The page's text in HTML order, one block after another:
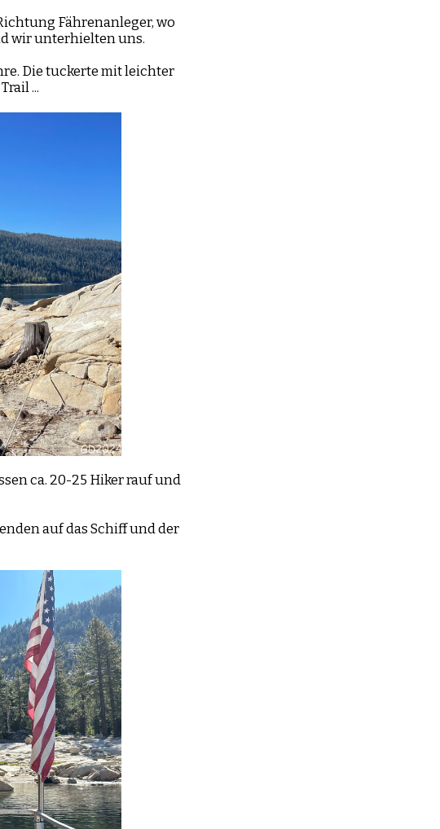
Fährenanleger, wo
wir unterhielten uns.
Die tuckerte mit leichter
...
ca. 20-25 Hiker rauf und
auf das Schiff und der